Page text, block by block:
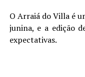
O Arraiá do Villa é
junina, e a edição
expectativas.